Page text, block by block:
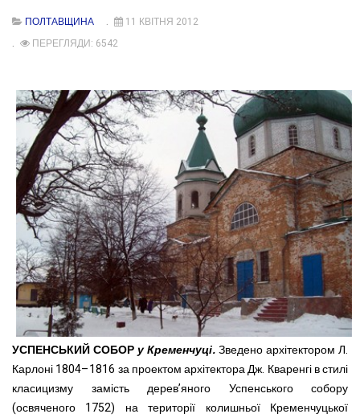
ПОЛТАВЩИНА
11 КВІТНЯ 2012
ПЕРЕГЛЯДИ: 6542
УСПЕНСЬКИЙ СОБОРу Кременчуці.Зведено архітектором Л.
Карлоні 1804–1816 за проектом архітектора Дж. Кваренгі в стилі
класицизму замість дерев’яного Успенського собору
(освяченого 1752) на території колишньої Кременчуцької